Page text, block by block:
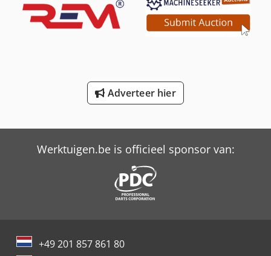
Tabe Agb-275
Adverteer hier
Werktuigen.be is officieel sponsor van:
+49 201 857 861 80